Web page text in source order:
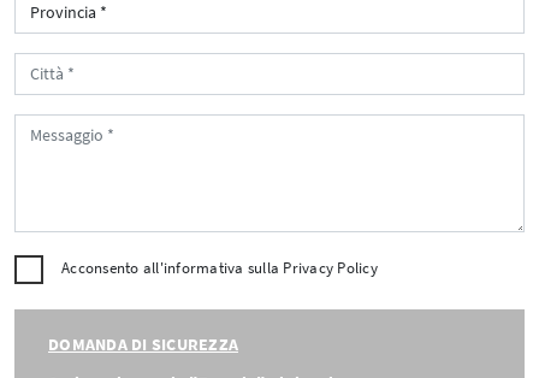
Acconsento all'informativa sulla Privacy Policy
DOMANDA DI SICUREZZA